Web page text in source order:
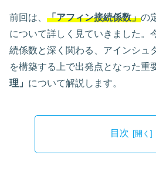
前回は、 「アフィン接続係数」の
について詳しく見ていきました。
続係数と深く関わる、アインシュ
を構築する上で出発点となった重
理」 について解説します。
目次